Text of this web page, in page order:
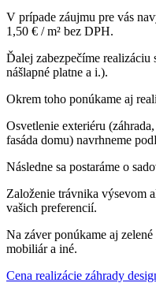
V prípade záujmu pre vás
1,50 € / m² bez DPH.
Ďalej zabezpečíme realizáciu
nášlapné platne a i.).
Okrem toho ponúkame aj
Osvetlenie exteriéru
fasáda domu) navrhneme
Následne sa postaráme o
Založenie trávnika výsevom
vašich preferencií.
Na záver ponúkame aj
mobiliár a iné.
Cena realizácie záhrady